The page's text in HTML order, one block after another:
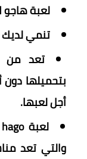
لعبة هاجو
تنمي لديك
تعد من
بتحميلها
أجل لعبها.